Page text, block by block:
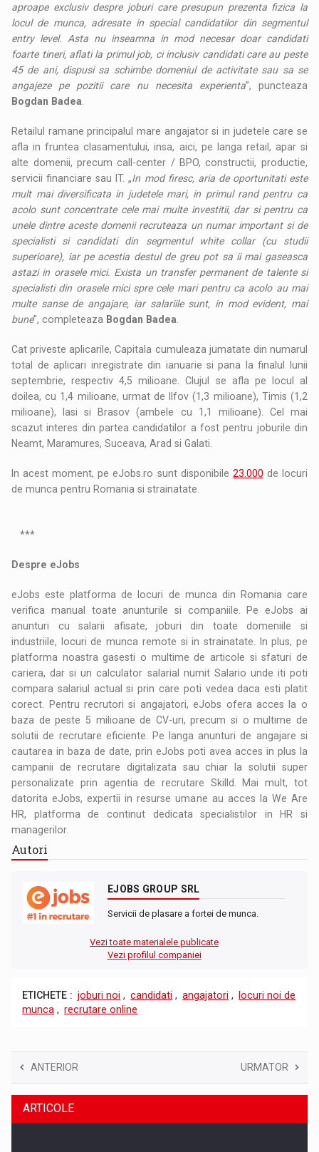
aproape exclusiv despre joburi care presupun prezenta fizica la
locul de munca, adresate in special candidatilor din segmentul
entry level. Asta nu inseamna in mod necesar doar candidati
foarte tineri, aflati la primul job, ci inclusiv candidati care au peste
45 de ani, dispusi sa schimbe domeniul de activitate sau sa se
angajeze pe pozitii care nu necesita experienta”, puncteaza
Bogdan Badea
Retailul ramane principalul mare angajator si in judetele care se
afla in fruntea clasamentului, insa, aici, pe langa retail, apar si
alte domenii, precum call-center / BPO, constructii, productie,
servicii financiare sau IT. „In mod firesc, aria de oportunitati este
mult mai diversificata in judetele mari, in primul rand pentru ca
acolo sunt concentrate cele mai multe investitii, dar si pentru ca
unele dintre aceste domenii recruteaza un numar important si de
specialisti si candidati din segmentul white collar (cu studii
superioare), iar pe acestia destul de greu pot sa ii mai gaseasca
astazi in orasele mici. Exista un transfer permanent de talente si
specialisti din orasele mici spre cele mari pentru ca acolo au mai
multe sanse de angajare, iar salariile sunt, in mod evident, mai
bune”, completeaza Bogdan Badea
Cat priveste aplicarile, Capitala cumuleaza jumatate din numarul
total de aplicari inregistrate din ianuarie si pana la finalul lunii
septembrie, respectiv 4,5 milioane. Clujul se afla pe locul al
doilea, cu 1,4 milioane, urmat de Ilfov (1,3 milioane), Timis (1,2
milioane), Iasi si Brasov (ambele cu 1,1 milioane). Cel mai
scazut interes din partea candidatilor a fost pentru joburile din
Neamt, Maramures, Suceava, Arad si Galati.
In acest moment, pe eJobs.ro sunt disponibile 23.000 de locuri
de munca pentru Romania si strainatate.
***
Despre eJobs
eJobs este platforma de locuri de munca din Romania care
verifica manual toate anunturile si companiile. Pe eJobs ai
anunturi cu salarii afisate, joburi din toate domeniile si
industriile, locuri de munca remote si in strainatate. In plus, pe
platforma noastra gasesti o multime de articole si sfaturi de
cariera, dar si un calculator salarial numit Salario unde iti poti
compara salariul actual si prin care poti vedea daca esti platit
corect. Pentru recrutori si angajatori, eJobs ofera acces la o
baza de peste 5 milioane de CV-uri, precum si o multime de
solutii de recrutare eficiente. Pe langa anunturi de angajare si
cautarea in baza de date, prin eJobs poti avea acces in plus la
campanii de recrutare digitalizata sau chiar la solutii super
personalizate prin agentia de recrutare Skilld. Mai mult, tot
datorita eJobs, expertii in resurse umane au acces la We Are
HR, platforma de continut dedicata specialistilor in HR si
managerilor.
Autori
EJOBS GROUP SRL
Servicii de plasare a fortei de munca.
Vezi toate materialele publicate
Vezi profilul companiei
ETICHETE : joburi noi , candidati , angajatori ,
locuri noi de
munca , recrutare online
ANTERIOR URMATOR
ARTICOLE